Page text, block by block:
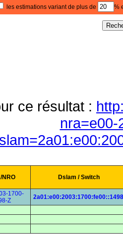
les estimations variant de plus de %
ce résultat :
nra=e00-
NRO Dslam / Switch
1700-
Z
2a01:e00:2003:1700:fe00::1498